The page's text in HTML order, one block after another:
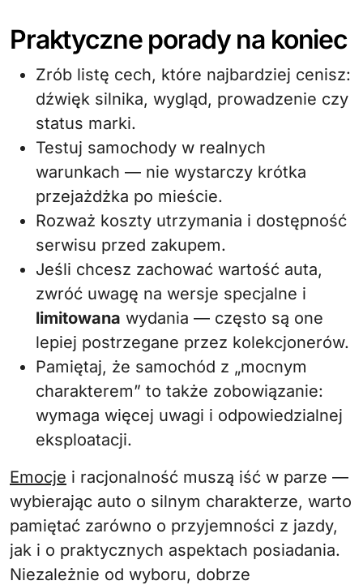
Praktyczne porady na koniec
Zrób listę cech, które najbardziej cenisz:
dźwięk silnika, wygląd, prowadzenie czy
status marki.
Testuj samochody w realnych
warunkach — nie wystarczy krótka
przejażdżka po mieście.
Rozważ koszty utrzymania i dostępność
serwisu przed zakupem.
Jeśli chcesz zachować wartość auta,
zwróć uwagę na wersje specjalne i
limitowana wydania — często są one
lepiej postrzegane przez kolekcjonerów.
Pamiętaj, że samochód z „mocnym
charakterem” to także zobowiązanie:
wymaga więcej uwagi i odpowiedzialnej
eksploatacji.
Emocje i racjonalność muszą iść w parze —
wybierając auto o silnym charakterze, warto
pamiętać zarówno o przyjemności z jazdy,
jak i o praktycznych aspektach posiadania.
Niezależnie od wyboru, dobrze